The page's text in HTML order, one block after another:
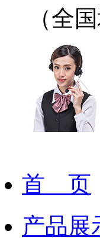
（全
首 页
产品展